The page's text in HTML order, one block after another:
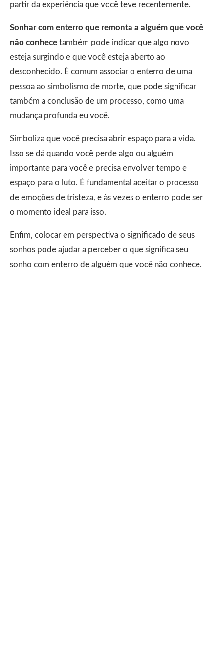
partir da experiência que você teve recentemente.
Sonhar com enterro que remonta a alguém que você
não conhece também pode indicar que algo novo
esteja surgindo e que você esteja aberto ao
desconhecido. É comum associar o enterro de uma
pessoa ao simbolismo de morte, que pode significar
também a conclusão de um processo, como uma
mudança profunda eu você.
Simboliza que você precisa abrir espaço para a vida.
Isso se dá quando você perde algo ou alguém
importante para você e precisa envolver tempo e
espaço para o luto. É fundamental aceitar o processo
de emoções de tristeza, e às vezes o enterro pode ser
o momento ideal para isso.
Enfim, colocar em perspectiva o significado de seus
sonhos pode ajudar a perceber o que significa seu
sonho com enterro de alguém que você não conhece.